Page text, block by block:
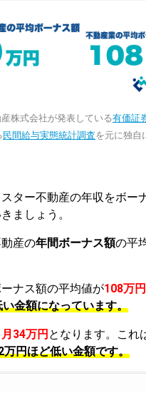
株式会社が発表している有価証
民間給与実態統計調査を元に独自
ター不動産の年収をボー
ましょう。
産の年間ボーナス額の平
ナス額の平均値が108万円
金額になっています。
月34万円 となります。これ
円ほど低い金額です。